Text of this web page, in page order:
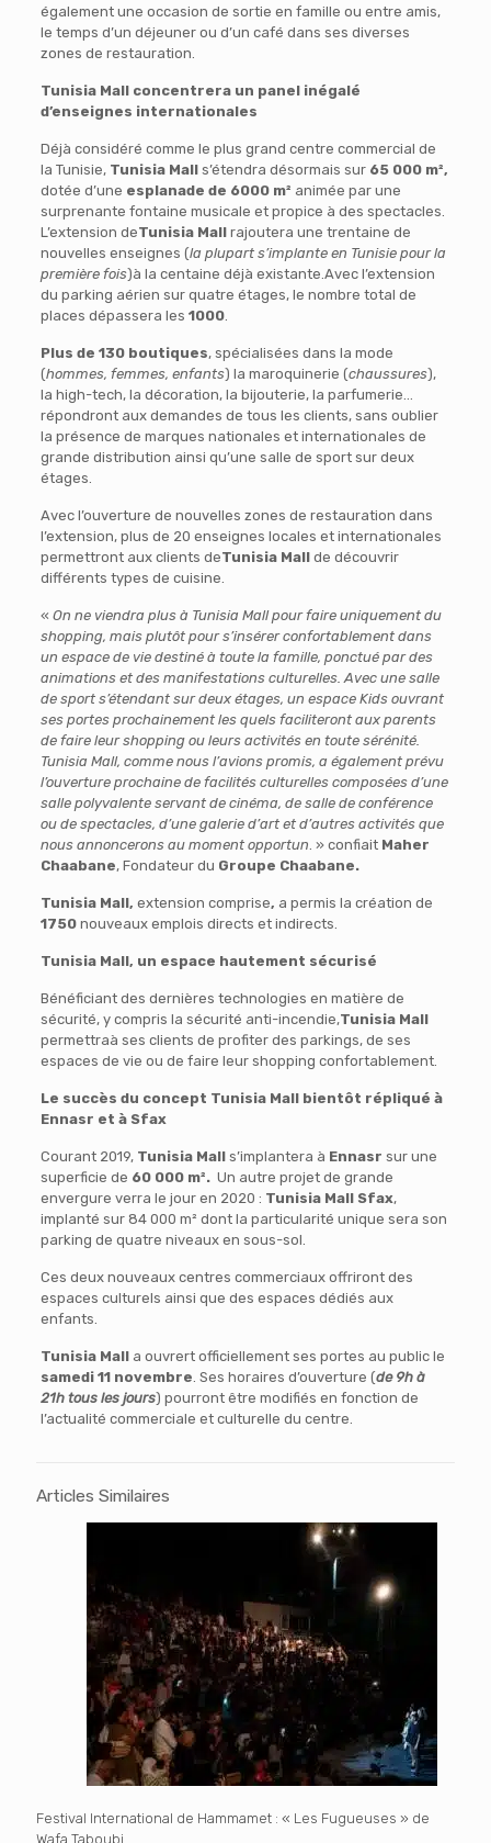
également une occasion de sortie en famille ou entre amis,
le temps d’un déjeuner ou d’un café dans ses diverses
zones de restauration.
Tunisia Mall concentrera un panel inégalé
d’enseignes internationales
Déjà considéré comme le plus grand centre commercial de
la Tunisie, Tunisia Malls’étendra désormais sur 65 000 m²,
dotée d’une esplanade de 6000 m² animée par une
surprenante fontaine musicale et propice à des spectacles.
L’extension deTunisia Mallrajoutera une trentaine de
nouvelles enseignes (la plupart s’implante en Tunisie pour la
première fois)à la centaine déjà existante.Avec l’extension
du parking aérien sur quatre étages, le nombre total de
places dépassera les 1000.
Plus de 130 boutiques, spécialisées dans la mode
(hommes, femmes, enfants) la maroquinerie (chaussures),
la high-tech, la décoration, la bijouterie, la parfumerie…
répondront aux demandes de tous les clients, sans oublier
la présence de marques nationales et internationales de
grande distribution ainsi qu’une salle de sport sur deux
étages.
Avec l’ouverture de nouvelles zones de restauration dans
l’extension, plus de 20 enseignes locales et internationales
permettront aux clients deTunisia Mallde découvrir
différents types de cuisine.
« On ne viendra plus à Tunisia Mall pour faire uniquement du
shopping, mais plutôt pour s’insérer confortablement dans
un espace de vie destiné à toute la famille, ponctué par des
animations et des manifestations culturelles. Avec une salle
de sport s’étendant sur deux étages, un espace Kids ouvrant
ses portes prochainement les quels faciliteront aux parents
de faire leur shopping ou leurs activités en toute sérénité.
Tunisia Mall, comme nous l’avions promis, a également prévu
l’ouverture prochaine de facilités culturelles composées d’une
salle polyvalente servant de cinéma, de salle de conférence
ou de spectacles, d’une galerie d’art et d’autres activités que
nous annoncerons au moment opportun. » confiait Maher
Chaabane, Fondateur du Groupe Chaabane.
Tunisia Mall, extension comprise, a permis la création de
1750 nouveaux emplois directs et indirects.
Tunisia Mall, un espace hautement sécurisé
Bénéficiant des dernières technologies en matière de
sécurité, y compris la sécurité anti-incendie,Tunisia Mall
permettraà ses clients de profiter des parkings, de ses
espaces de vie ou de faire leur shopping confortablement.
Le succès du concept Tunisia Mall bientôt répliqué à
Ennasr et à Sfax
Courant 2019, Tunisia Malls’implantera à Ennasr sur une
superficie de 60 000 m².Un autre projet de grande
envergure verra le jour en 2020 : Tunisia Mall Sfax,
implanté sur 84 000 m² dont la particularité unique sera son
parking de quatre niveaux en sous-sol.
Ces deux nouveaux centres commerciaux offriront des
espaces culturels ainsi que des espaces dédiés aux
enfants.
Tunisia Malla ouvrert officiellement ses portes au public le
samedi 11 novembre. Ses horaires d’ouverture (de 9h à
21h tous les jours) pourront être modifiés en fonction de
l’actualité commerciale et culturelle du centre.
Articles Similaires
Festival International de Hammamet : « Les Fugueuses » de
Wafa Taboubi